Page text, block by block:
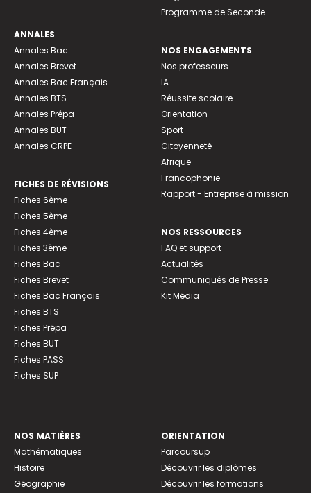
ANNALES
Annales Bac
Annales Brevet
Annales Bac Français
Annales BTS
Annales Prépa
Annales BUT
Annales CRPE
FICHES DE RÉVISIONS
Fiches 6ème
Fiches 5ème
Fiches 4ème
Fiches 3ème
Fiches Bac
Fiches Brevet
Fiches Bac Français
Fiches BTS
Fiches Prépa
Fiches BUT
Fiches PASS
Fiches SUP
Programme de Seconde
NOS ENGAGEMENTS
Nos professeurs
IA
Réussite scolaire
Orientation
Sport
Citoyenneté
Afrique
Francophonie
Rapport - Entreprise à mission
NOS RESSOURCES
FAQ et support
Actualités
Communiqués de Presse
Kit Média
NOS MATIÈRES
Mathématiques
Histoire
Géographie
ORIENTATION
Parcoursup
Découvrir les diplômes
Découvrir les formations